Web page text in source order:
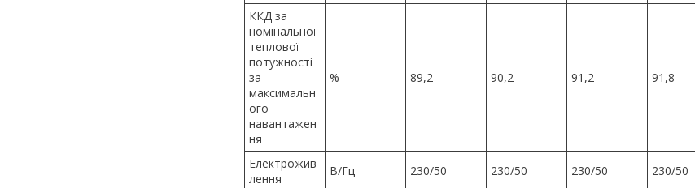
ККД за
номінальної
теплової
потужності
за
максимальн
ого
навантажен
ня
% 89,2 90,2 91,2 91,8
Електрожив
лення
В/Гц 230/50 230/50 230/50 230/50